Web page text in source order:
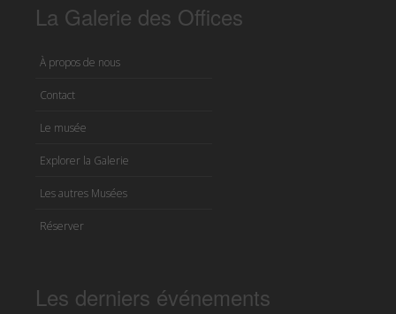
La Galerie des Offices
À propos de nous
Contact
Le musée
Explorer la Galerie
Les autres Musées
Réserver
Les derniers événements